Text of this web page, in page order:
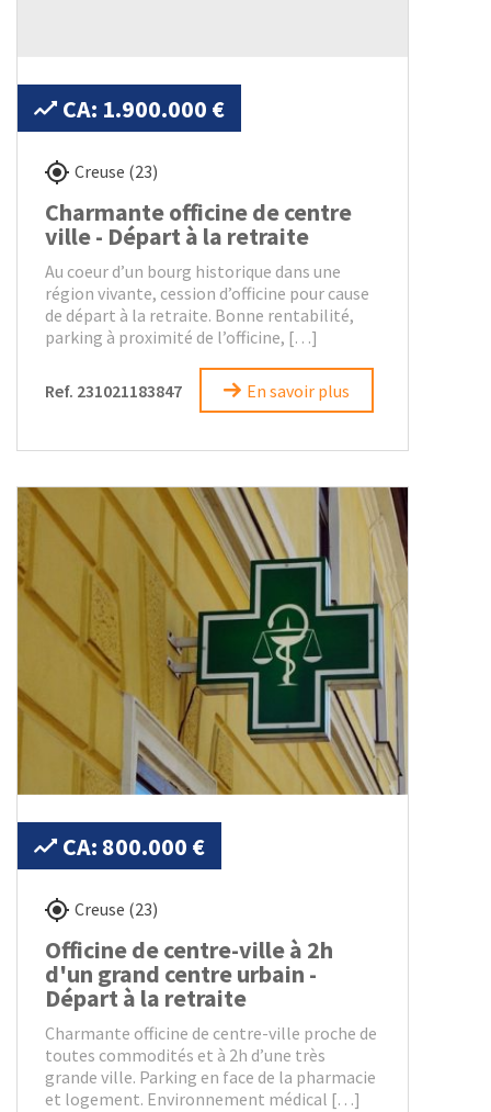
CA: 1.900.000 €
Creuse (23)
Charmante officine de centre
ville - Départ à la retraite
Au coeur d’un bourg historique dans une
région vivante, cession d’officine pour cause
de départ à la retraite. Bonne rentabilité,
parking à proximité de l’officine, […]
Ref. 231021183847 En savoir plus
CA: 800.000 €
Creuse (23)
Officine de centre-ville à 2h
d'un grand centre urbain -
Départ à la retraite
Charmante officine de centre-ville proche de
toutes commodités et à 2h d’une très
grande ville. Parking en face de la pharmacie
et logement. Environnement médical […]